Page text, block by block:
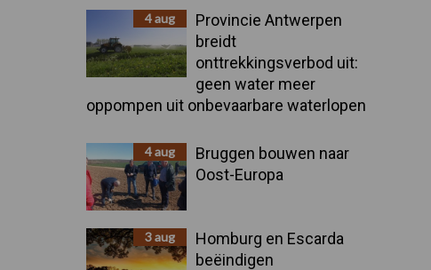
4 aug
Provincie Antwerpen
breidt
onttrekkingsverbod uit:
geen water meer
oppompen uit onbevaarbare waterlopen
4 aug
Bruggen bouwen naar
Oost-Europa
3 aug
Homburg en Escarda
beëindigen